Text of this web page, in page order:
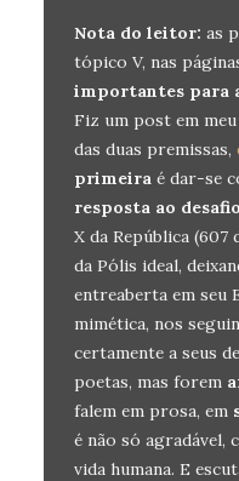
Nota do leitor: as
tópico V, nas
importantes para
Fiz um post em
das duas premissas,
primeira é dar-se
resposta ao
X da República (607
da Pólis ideal,
entreaberta em seu
mimética, nos
certamente a seus
poetas, mas forem
falem em prosa, em
é não só agradável,
vida humana. E